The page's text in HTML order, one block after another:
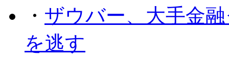
・ ザウバー、大手金
を逃す